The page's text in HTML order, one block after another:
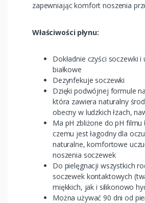
zapewniając komfort noszenia
Właściwości płynu:
Dokładnie czyści soczewki
białkowe
Dezynfekuje soczewki
Dzięki podwójnej formule
która zawiera naturalny
obecny w ludzkich łzach,
Ma pH zbliżone do pH filmu
czemu jest łagodny dla
naturalne, komfortowe
noszenia soczewek
Do pielęgnacji wszystkich
soczewek kontaktowych
miękkich, jak i silikonowo
Można używać 90 dni od